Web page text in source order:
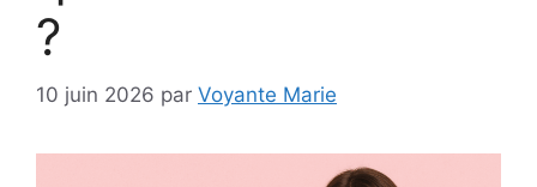
?
10 juin 2026 par Voyante Marie